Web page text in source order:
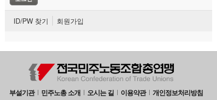
ID/PW 찾기 회원가입
부설기관 민주노총 소개 오시는 길 이용약관 개인정보처리방침